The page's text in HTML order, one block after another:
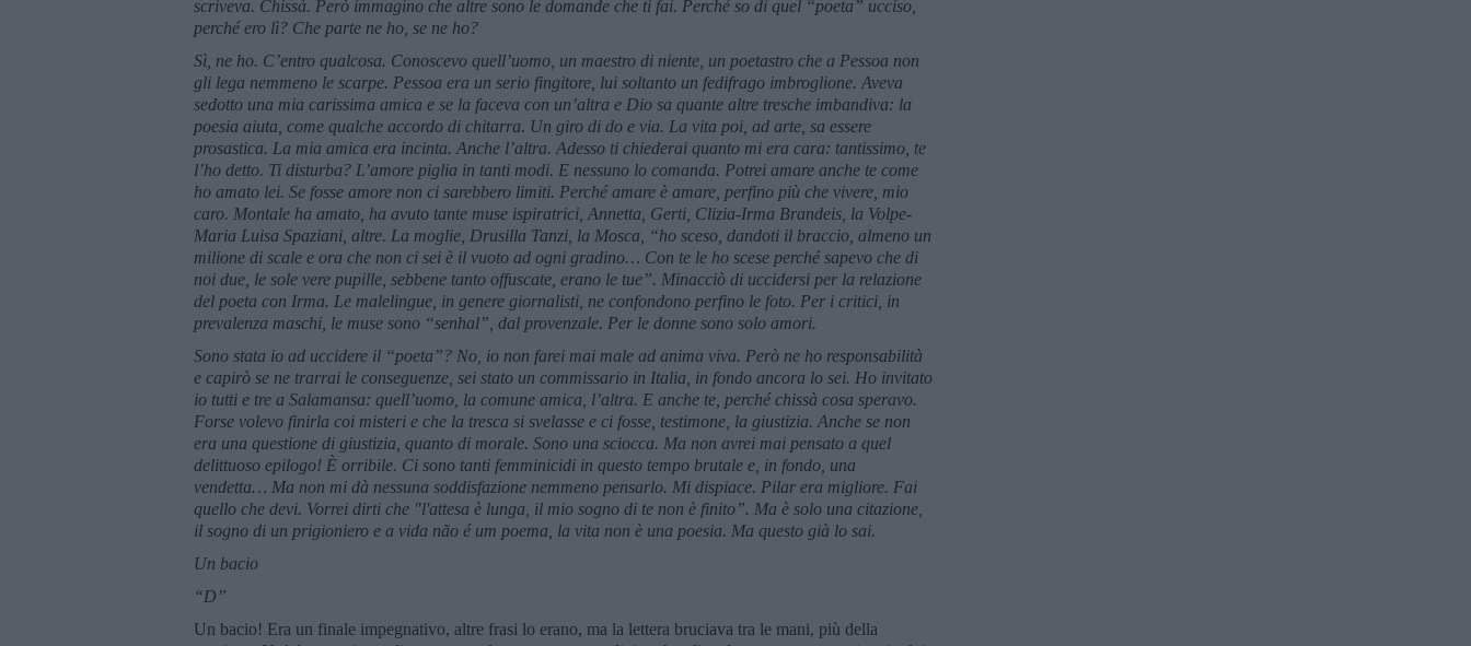
scriveva. Chissà. Però immagino che altre sono le domande che ti fai. Perchéso di quel “poeta” ucciso,
perchéero lì? Che parte ne ho, se ne ho?
Sì , ne ho. C’entro qualcosa. Conoscevo quell’uomo, un maestro di niente, un poetastro che a Pessoa non
gli lega nemmeno le scarpe. Pessoa era un serio fingitore, lui soltanto un fedifrago imbroglione. Aveva
sedotto una mia carissima amica e se la faceva con un ’altra e Dio sa quante altre tresche imbandiva: la
poesia aiuta, come qualche accordo di chitarra. Un giro di do e via. La vita poi, ad arte, sa essere
prosastica. La mia amica era incinta. Anche l’altra. Adesso ti chiederai quanto mi era cara: tantissimo, te
l’ho detto. Ti disturba? L’amore piglia in tanti modi. E nessuno lo comanda. Potrei amare anche te come
ho amato lei. Se fosse amore non ci sarebbero limiti. Perchéamare è amare, perfino più che vivere, mio
caro. Montale ha amato, ha avuto tante muse ispiratrici, Annetta, Gerti, Clizia-Irma Brandeis, la Volpe-
Maria Luisa Spaziani, altre. La moglie, Drusilla Tanzi, la Mosca,
“ho sceso, dandoti il braccio, almeno un
milione di scale e ora che non ci sei è il vuoto ad ogni gradino… Con te le ho scese perchésapevo che di
noi due, le sole vere pupille, sebbene tanto offuscate, erano le tue”. Minacciò di uccidersi per la relazione
del poeta con Irma. Le malelingue, in genere giornalisti, ne confondono perfino le foto. Per i critici, in
prevalenza maschi, le muse sono “senhal” , dal provenzale. Per le donne sono solo amori.
Sono stata io ad uccidere il “poeta”? No, io non farei mai male ad anima viva. Però ne ho responsabilità
e capirò se ne trarrai le conseguenze, sei stato un commissario in Italia, in fondo ancora lo sei. Ho invitato
io tutti e tre a Salamansa: quell’uomo, la comune amica, l’altra. E anche te, perché chissà cosa speravo.
Forse volevo finirla coi misteri e che la tresca si svelasse e ci fosse, testimone, la giustizia. Anche se non
era una questione di giustizia, quanto di morale. Sono una sciocca. Ma non avrei mai pensato a quel
delittuoso epilogo! È orribile. Ci sono tanti femminicidi in questo tempo brutale e, in fondo, una
vendetta… Ma non mi dà nessuna soddisfazione nemmeno pensarlo. Mi dispiace. Pilar era migliore. Fai
quello che devi. Vorrei dirti che "l'attesa è lunga, il mio sogno di te non è finito”. Ma è solo una citazione,
il sogno di un prigioniero e a vida não é um poema, la vita non è una poesia. Ma questo già lo sai.
Un bacio
“D”
Un bacio! Era un finale impegnativo, altre frasi lo erano, ma la lettera bruciava tra le mani, più della